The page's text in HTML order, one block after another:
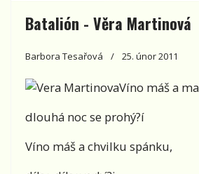
Batalión - Věra Martinová
Barbora Tesařová 25. únor 2011
Víno máš a
dlouhá noc se prohý?í
Víno máš a chvilku spánku,